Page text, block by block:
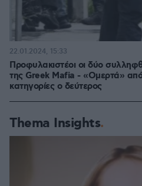
Προφυλακιστέοι οι δύο
της Greek Mafia - «Ομερτά»
κατηγορίες ο δεύτερος
22.01.2024, 15:33
Thema Insights